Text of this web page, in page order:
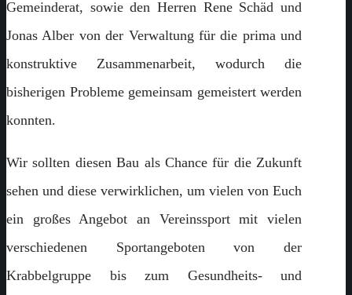
Gemeinderat, sowie den Herren Rene Schäd und
Jonas Alber von der Verwaltung für die prima und
konstruktive Zusammenarbeit, wodurch die
bisherigen Probleme gemeinsam gemeistert werden
konnten.
Wir sollten diesen Bau als Chance für die Zukunft
sehen und diese verwirklichen, um vielen von Euch
ein großes Angebot an Vereinssport mit vielen
verschiedenen Sportangeboten von der
Krabbelgruppe bis zum Gesundheits- und